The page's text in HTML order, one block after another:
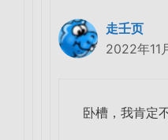
走壬页
2022年11
卧槽，我肯定